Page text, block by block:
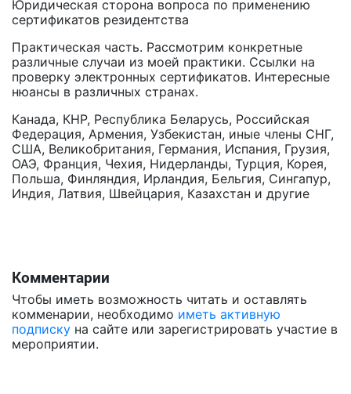
Юридическая сторона вопроса по применению
сертификатов резидентства
Практическая часть. Рассмотрим конкретные
различные случаи из моей практики. Ссылки на
проверку электронных сертификатов. Интересные
нюансы в различных странах.
Канада, КНР, Республика Беларусь, Российская
Федерация, Армения, Узбекистан, иные члены СНГ,
США, Великобритания, Германия, Испания, Грузия,
ОАЭ, Франция, Чехия, Нидерланды, Турция, Корея,
Польша, Финляндия, Ирландия, Бельгия, Сингапур,
Индия, Латвия, Швейцария, Казахстан и другие
Комментарии
Чтобы иметь возможность читать и оставлять
комменарии, необходимо иметь активную
подписку на сайте или зарегистрировать участие в
мероприятии.